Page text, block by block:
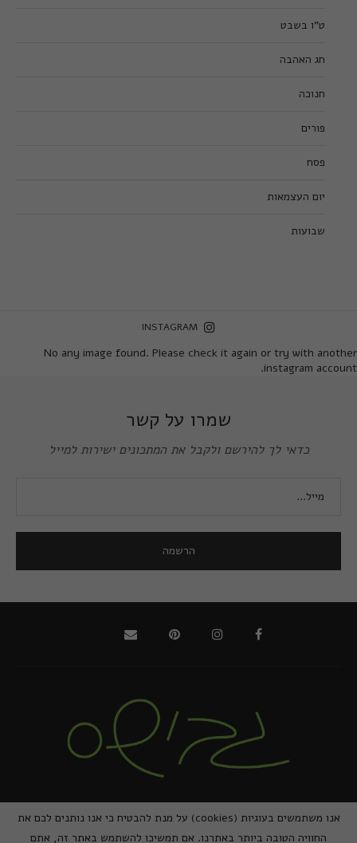
ט”ו בשבט
חג האהבה
חנוכה
פורים
פסח
יום העצמאות
שבועות
INSTAGRAM
No any image found. Please check it again or try with another
instagram account.
שמרו על קשר
כדאי לך להירשם ולקבל את המתכונים ישירות למייל
אנו משתמשים בעוגיות (cookies) על מנת להבטיח כי אנו נותנים לכם את
החוויה הטובה ביותר באתרנו. אם תמשיכו להשתמש באתר זה, אתם